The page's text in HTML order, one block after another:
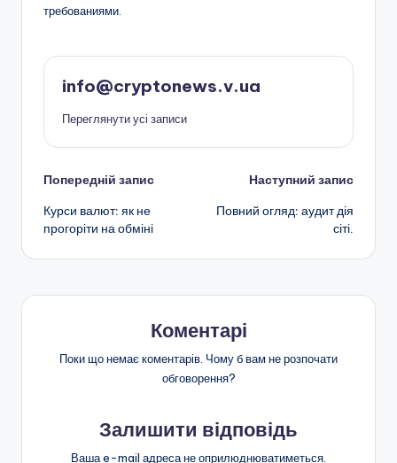
требованиями.
info@cryptonews.v.ua
Переглянути усі записи
Навігація
по
запису
Попередній запис
Курси валют: як не
прогоріти на обміні
Наступний запис
Повний огляд: аудит дія
сіті.
Коментарі
Поки що немає коментарів. Чому б вам не розпочати
обговорення?
Залишити відповідь
Ваша e-mail адреса не оприлюднюватиметься.